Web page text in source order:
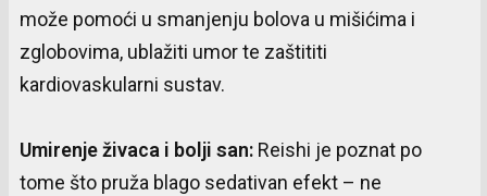
može pomoći u smanjenju bolova u mišićima i
zglobovima, ublažiti umor te zaštititi
kardiovaskularni sustav.
Umirenježivaca i bolji san: Reishi je poznat po
tome što pruža blago sedativan efekt – ne